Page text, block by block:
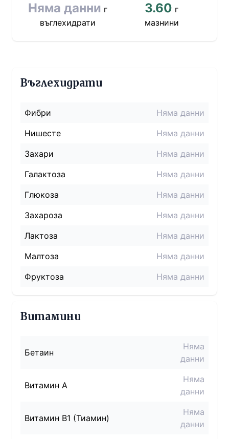
Няма данни г
въглехидрати
3.60 г
мазнини
Въглехидрати
Фибри
Няма данни
Нишесте
Няма данни
Захари
Няма данни
Галактоза
Няма данни
Глюкоза
Няма данни
Захароза
Няма данни
Лактоза
Няма данни
Малтоза
Няма данни
Фруктоза
Няма данни
Витамини
Бетаин
Няма
данни
Витамин A
Няма
данни
Витамин B1 (Тиамин)
Няма
данни